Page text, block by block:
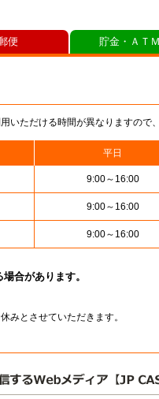
いただける時間が異なりますので
平日
9:00～16:00
9:00～16:00
9:00～16:00
合があります。
みとさせていただきます。
便 貯金・ＡＴ